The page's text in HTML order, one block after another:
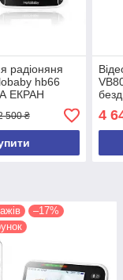
радіоняня
hb66
ЕКРАН
500 ₴
Wi-
4
–17%